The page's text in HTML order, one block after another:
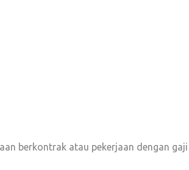
berkontrak atau pekerjaan dengan